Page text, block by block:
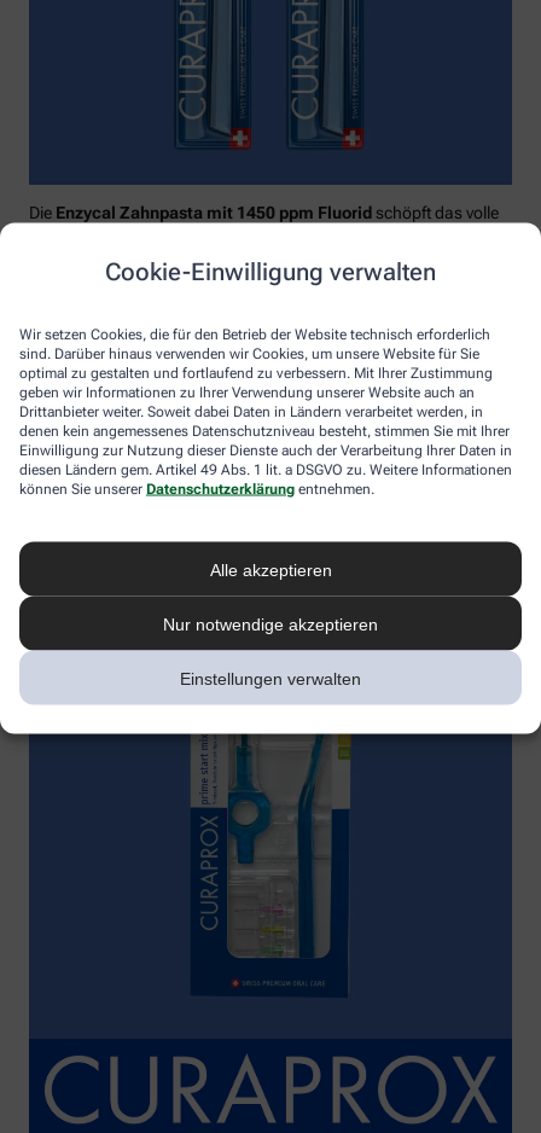
Cookie-Einwilligung verwalten
Wir setzen Cookies, die für den Betrieb der Website technisch erforderlich
sind. Darüber hinaus verwenden wir Cookies, um unsere Website für Sie
optimal zu gestalten und fortlaufend zu verbessern. Mit Ihrer Zustimmung
geben wir Informationen zu Ihrer Verwendung unserer Website auch an
Drittanbieter weiter. Soweit dabei Daten in Ländern verarbeitet werden, in
denen kein angemessenes Datenschutzniveau besteht, stimmen Sie mit Ihrer
Einwilligung zur Nutzung dieser Dienste auch der Verarbeitung Ihrer Daten in
diesen Ländern gem. Artikel 49 Abs. 1 lit. a DSGVO zu. Weitere Informationen
können Sie unserer Datenschutzerklärung entnehmen.
Alle akzeptieren
Nur notwendige akzeptieren
Einstellungen verwalten
Die Enzycal Zahnpasta mit 1450 ppm Fluorid schöpft das volle
Enzymen deine körpereigenen Abwehrkräfte.
Interdentalbürsten „prime“
reinigen den gesamten kritischen
Zahnzwischenraum effektiv und verletzungsfrei: vom
Zahnfleischrand über die konkaven Nischen bis direkt unter die
Kontaktstelle. Selbst kleinste Interdentalräume werden ohne
Verletzungsgefahr behandelt – dank Cural®, dem hauchdünnen
und extrastarken Chirurgendraht, mit dem eine einzige
Reinigungsbewegung ausreicht: einmal rein und raus. Fertig.
Das House of Mouth bündelt dieses Wissen – und macht